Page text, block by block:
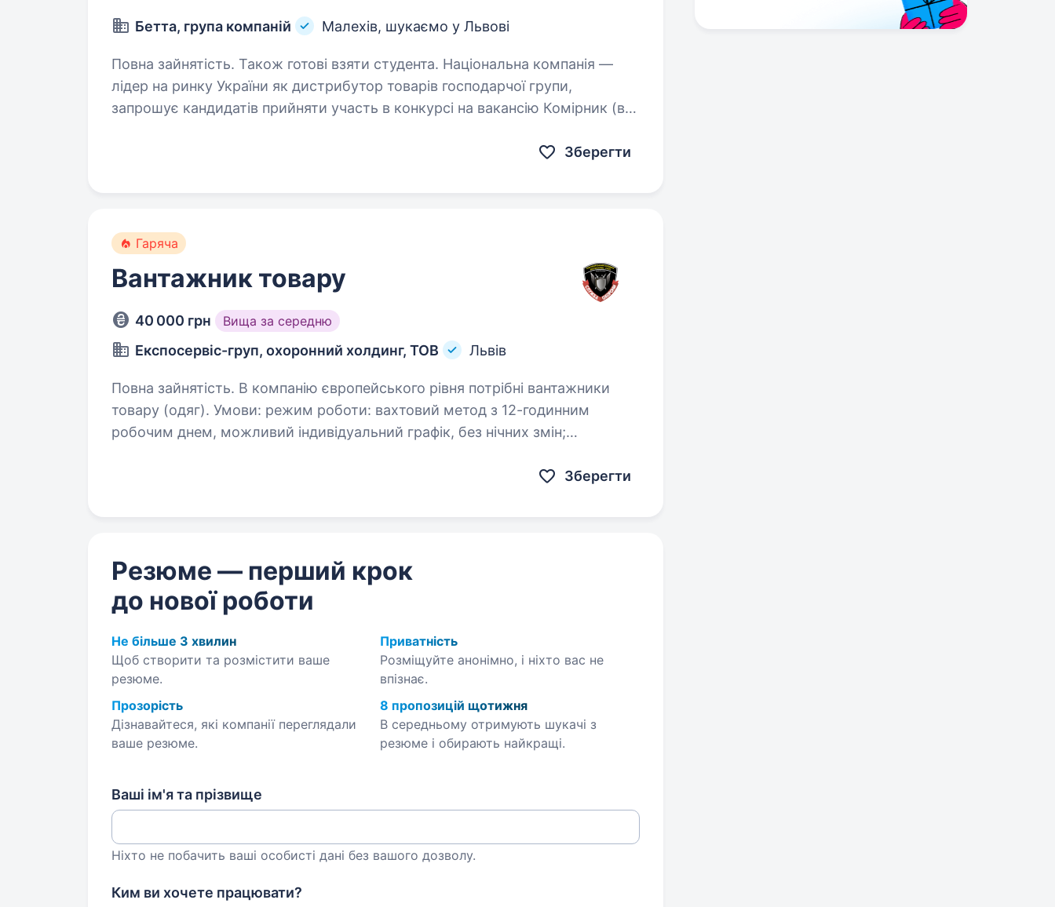
Бетта, група компаній Малехів, шукаємо у Львові
Повна зайнятість. Також готові взяти студента. Національна компанія —
лідер на ринку України як дистрибутор товарів господарчої групи,
запрошує кандидатів прийняти участь в конкурсі на вакансію Комірник (в
Зберегти
Гаряча
Вантажник товару
40 000 грн Вища за середню
Експосервіс-груп, охоронний холдинг, ТОВ Львів
Повна зайнятість. В компанію європейського рівня потрібні вантажники
товару (одяг). Умови: режим роботи: вахтовий метод з 12-годинним
робочим днем, можливий індивідуальний графік, без нічних змін;
Зберегти
Резюме — перший крок
до нової роботи
Не більше 3 хвилин
Щоб створити та розмістити ваше
резюме.
Приватність
Розміщуйте анонімно, і ніхто вас не
впізнає.
Прозорість
Дізнавайтеся, які компанії переглядали
ваше резюме.
8 пропозицій щотижня
В середньому отримують шукачі з
резюме і обирають найкращі.
Ваші ім'я та прізвище
Ніхто не побачить ваші особисті дані без вашого дозволу.
Ким ви хочете працювати?